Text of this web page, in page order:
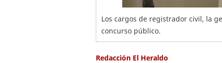
Los cargos de registrador civil, la
concurso público.
Redacción El Heraldo